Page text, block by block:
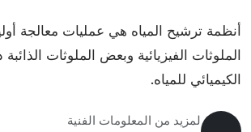
أنظمة ترشيح المياه هي عمليات معالجة
الملوثات الفيزيائية وبعض الملوثات
الكيميائي للمياه.
لمزيد من المعلومات الفنية